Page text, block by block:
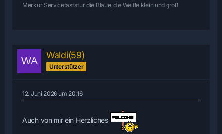
Merkur Servicetastatur die Blaue, die Weiße klein und groß
Waldi(59)
Unterstützer
12. Juni 2026 um 20:16
Auch von mir ein Herzliches